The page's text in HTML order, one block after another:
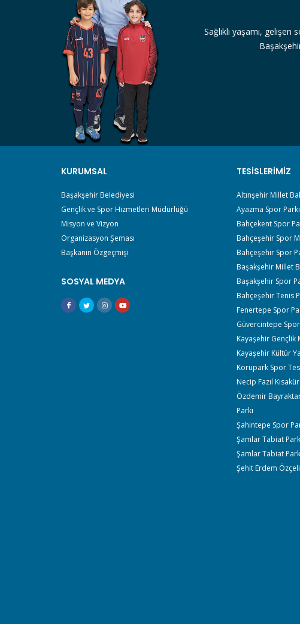
Sağlıklı yaşamı,
KURUMSAL
Başakşehir Belediyesi
Gençlik ve Spor Hizmetleri Müdürlüğü
Misyon ve Vizyon
Organizasyon Şeması
Başkanın Özgeçmişi
SOSYAL MEDYA
TESISLERIMIZ
Altınşehir Millet
Ayazma Spor Parkı
Bahçekent Spor
Bahçeşehir Spor
Bahçeşehir Spor
Başakşehir Millet
Başakşehir Spor
Bahçeşehir Tenis
Fenertepe Spor
Güvercintepe Spor
Kayaşehir Gençlik
Kayaşehir Kültür
Korupark Spor
Necip Fazıl
Özdemir
Parkı
Şahintepe Spor
Şamlar Tabiat
Şamlar Tabiat
Şehit Erdem